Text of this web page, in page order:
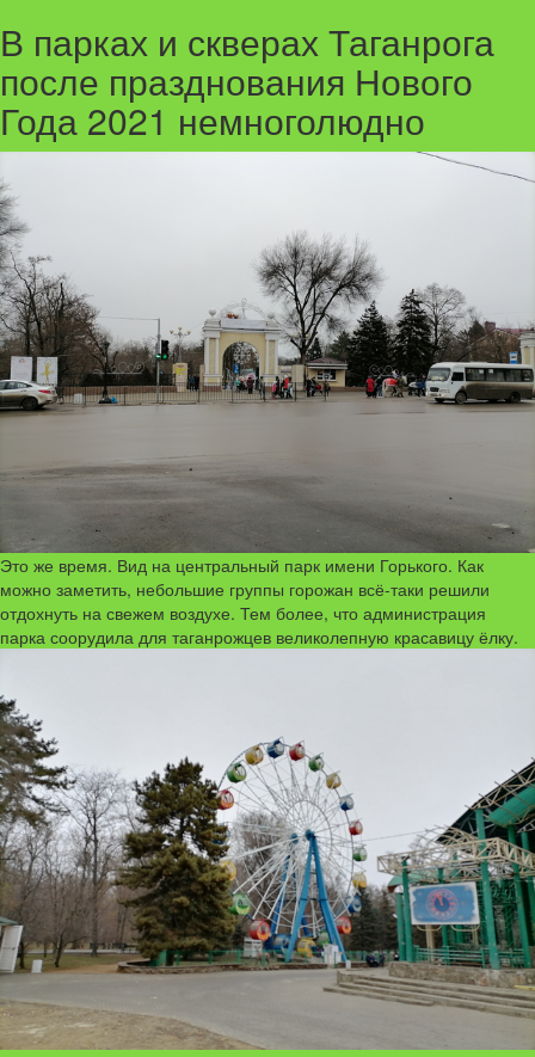
В парках и скверах Таганрога
после празднования Нового
Года 2021 немноголюдно
Это же время. Вид на центральный парк имени Горького. Как
можно заметить, небольшие группы горожан всё-таки решили
отдохнуть на свежем воздухе. Тем более, что администрация
парка соорудила для таганрожцев великолепную красавицу ёлку.